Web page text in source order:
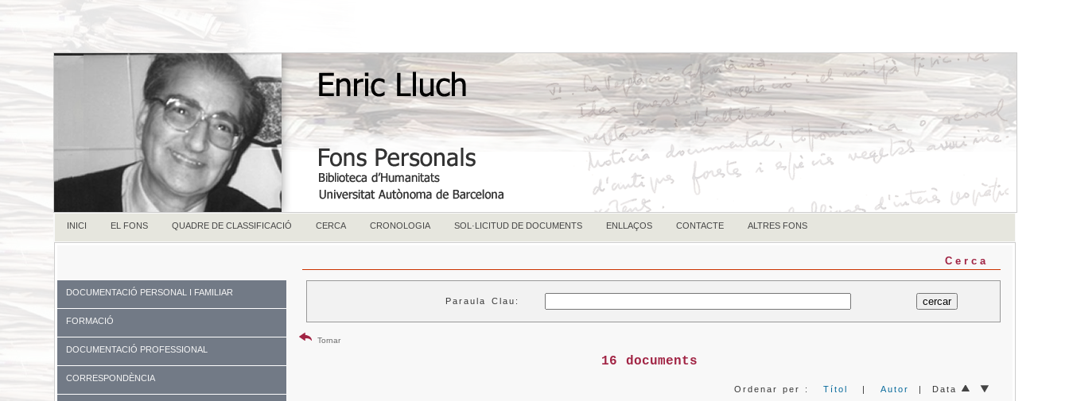
INICI EL FONS QUADRE DE CLASSIFICACIÓ CERCA CRONOLOGIA SOL·LICITUD DE DOCUMENTS ENLLAÇOS CONTACTE ALTRES FONS
DOCUMENTACIÓ PERSONAL I FAMILIAR
FORMACIÓ
DOCUMENTACIÓ PROFESSIONAL
CORRESPONDÈNCIA
Cerca
Paraula Clau:
Tornar
16 documents
Ordenar per :Títol |Autor | Data